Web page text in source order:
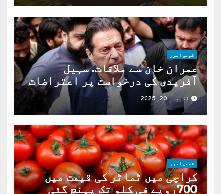
قومی امور
عمران خان سے ملاقات. سہیل
آفریدی کی درخواست پر اعتراضات
دوراکتوبر 20, 2025
قومی امور
کراچی میں ٹماٹر کی قیمت میں
700روپے فی کلو تک پہنچ گئی